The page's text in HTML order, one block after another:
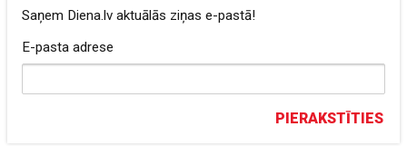
Saņem Diena.lv aktuālās ziņas e-pastā!
E-pasta adrese
PIERAKSTĪTIES